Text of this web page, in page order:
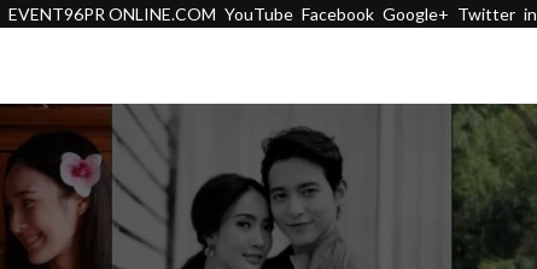
EVENT96PR ONLINE.COM YouTube Facebook Google+ Twitter